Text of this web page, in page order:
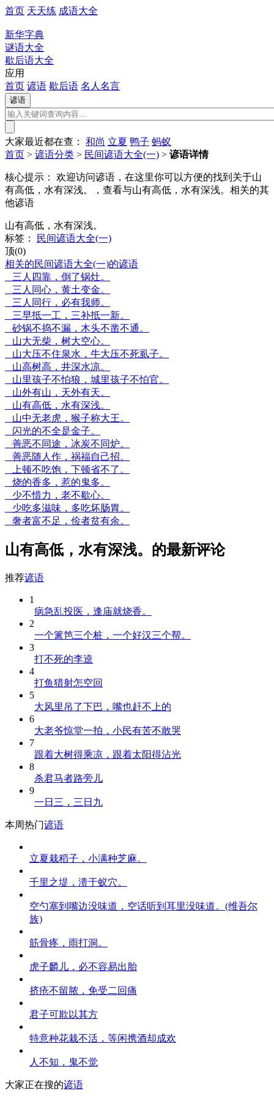
首页 天天练 成语大全
新华字典
谜语大全
歇后语大全
应用
首页 谚语 歇后语 名人名言
大家最近都在查： 和尚 立夏 鸭子 蚂蚁
首页 > 谚语分类 > 民间谚语大全(一) > 谚语详情
核心提示：
欢迎访问谚语，在这里你可以方便的找到关于山
有高低，水有深浅。，查看与山有高低，水有深浅。相关的其
他谚语
山有高低，水有深浅。
标签：
民间谚语大全(一)
顶(0)
相关的民间谚语大全(一)的谚语
三人四靠，倒了锅灶。
三人同心，黄土变金。
三人同行，必有我师。
三早抵一工，三补抵一新。
砂锅不捣不漏，木头不凿不通。
山大无柴，树大空心。
山大压不住泉水，牛大压不死虱子。
山高树高，井深水凉。
山里孩子不怕狼，城里孩子不怕官。
山外有山，天外有天。
山有高低，水有深浅。
山中无老虎，猴子称大王。
闪光的不全是金子。
善恶不同途，冰炭不同炉。
善恶随人作，祸福自己招。
上顿不吃饱，下顿省不了。
烧的香多，惹的鬼多。
少不惜力，老不歇心。
少吃多滋味，多吃坏肠胃。
奢者富不足，俭者贫有余。
山有高低，水有深浅。的最新评论
推荐谚语
1
病急乱投医，逢庙就烧香。
2
一个篱笆三个桩，一个好汉三个帮。
3
打不死的李逵
4
打鱼猎射怎空回
5
大风里吊了下巴，嘴也赶不上的
6
大老爷惊堂一拍，小民有苦不敢哭
7
跟着大树得乘凉，跟着太阳得沾光
8
杀君马者路旁儿
9
一日三，三日九
本周热门谚语
立夏栽稻子，小满种芝麻。
千里之堤，溃于蚁穴。
空勺塞到嘴边没味道，空话听到耳里没味道。(维吾尔
族)
筋骨疼，雨打洞。
虎子麟儿，必不容易出胎
挤疮不留脓，免受二回痛
君子可欺以其方
特意种花栽不活，等闲携酒却成欢
人不知，鬼不觉
大家正在搜的谚语